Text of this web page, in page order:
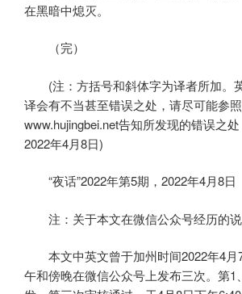
在黑暗中熄灭。
（完）
(注：方括号和斜体字为译者所加。
译会有不当甚至错误之处，请尽可能参
www.hujingbei.net告知所发现的错误之
2022年4月8日)
“夜话”2022年第5期，2022年4月8日
注：关于本文在微信公众号经历的说
本文中英文曾于加州时间2022年4
午和傍晚在微信公众号上发布三次。第1